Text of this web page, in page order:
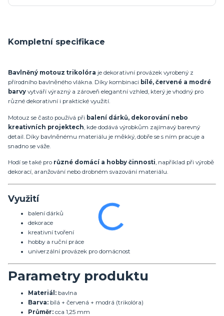
Kompletní specifikace
Bavlněný motouz trikolóra je dekorativní provázek vyrobený z
přírodního bavlněného vlákna. Díky kombinaci bílé, červené a modré
barvy vytváří výrazný a zároveň elegantní vzhled, který je vhodný pro
různé dekorativní i praktické využití.
Motouz se často používá při balení dárků, dekorování nebo
kreativních projektech, kde dodává výrobkům zajímavý barevný
detail. Díky bavlněnému materiálu je měkký, dobře se s ním pracuje a
snadno se váže.
Hodí se také pro různé domácí a hobby činnosti, například při výrobě
dekorací, aranžování nebo drobném svazování materiálu.
Využití
balení dárků
dekorace
kreativní tvoření
hobby a ruční práce
univerzální provázek pro domácnost
Parametry produktu
Materiál: bavlna
Barva: bílá + červená + modrá (trikolóra)
Průměr: cca 1,25 mm